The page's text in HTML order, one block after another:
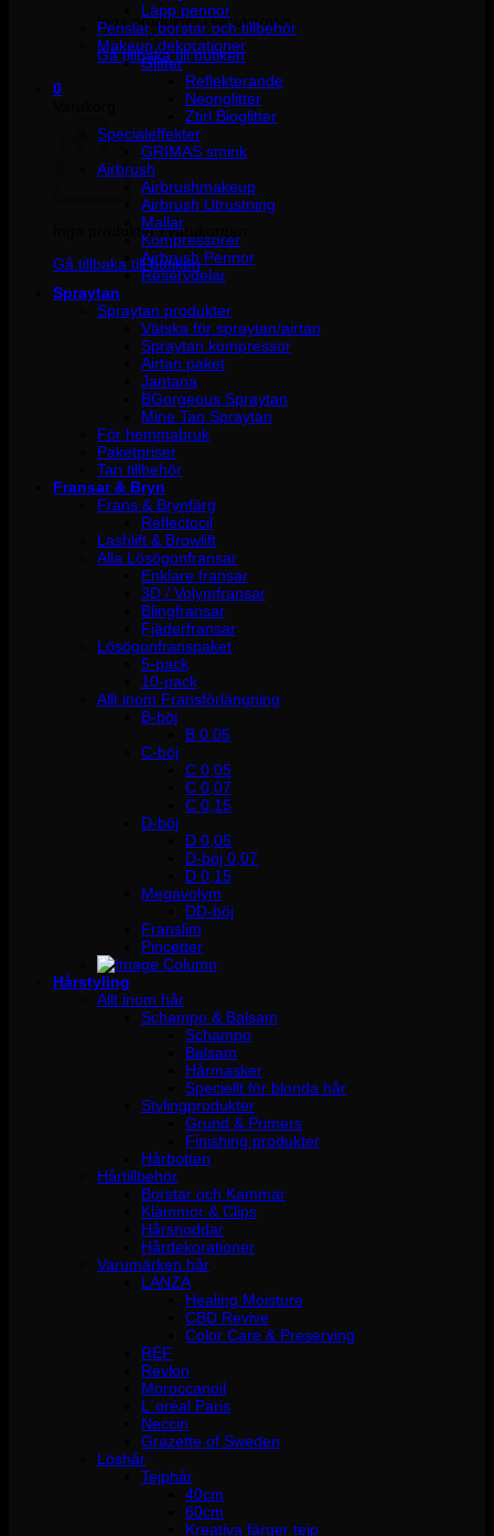
Inga produkter i varukorgen.
Gå tillbaka till butiken
0
Inga produkter i varukorgen.
Gå tillbaka till butiken
Läpp pennor
Penslar, borstar och tillbehör
Makeup dekorationer
Glitter
Reflekterande
Neonglitter
Ztirl Bioglitter
Specialeffekter
GRIMAS smink
Airbrush
Airbrushmakeup
Airbrush Utrustning
Mallar
Kompressorer
Airbrush Pennor
Reservdelar
Spraytan
Spraytan produkter
Vätska för spraytan/airtan
Spraytan kompressor
Airtan paket
Jantana
BGorgeous Spraytan
Mine Tan Spraytan
För hemmabruk
Paketpriser
Tan tillbehör
Fransar & Bryn
Frans & Brynfärg
Reflectocil
Lashlift & Browlift
Alla Lösögonfransar
Enklare fransar
3D / Volymfransar
Blingfransar
Fjäderfransar
Lösögonfranspaket
5-pack
10-pack
Allt inom Fransförlängning
B-böj
B 0.05
C-böj
C 0,05
C 0,07
C 0,15
D-böj
D 0,05
D-böj 0,07
D 0,15
Megavolym
DD-böj
Franslim
Pincetter
Hårstyling
Allt inom hår
Schampo & Balsam
Schampo
Balsam
Hårmasker
Speciellt för blonda hår
Stylingprodukter
Grund & Primers
Finishing produkter
Hårbotten
Hårtillbehör
Borstar och Kammar
Klämmor & Clips
Hårsnoddar
Hårdekorationer
Varumärken hår
LANZA
Healing Moisture
CBD Revive
Color Care & Preserving
REF
Revlon
Moroccanoil
L´oréal Paris
Neccin
Grazette of Sweden
Löshår
Tejphår
40cm
60cm
Kreativa färger tejp